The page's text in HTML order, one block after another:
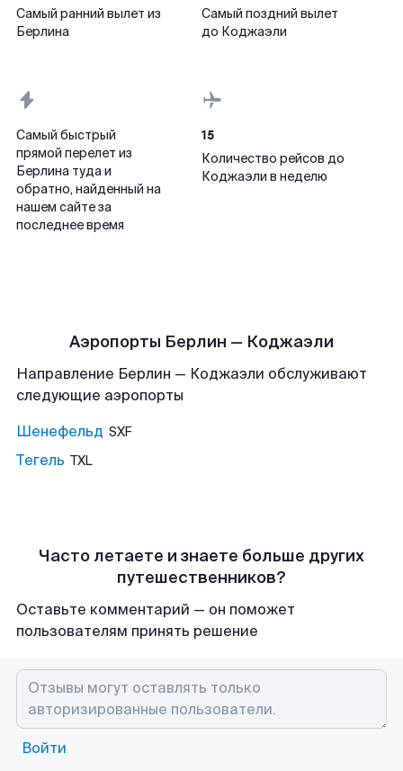
Самый ранний вылет из
Берлина
Самый поздний вылет
до Коджаэли
Самый быстрый
прямой перелет из
Берлина туда и
обратно, найденный на
нашем сайте за
последнее время
15
Количество рейсов до
Коджаэли в неделю
Аэропорты Берлин — Коджаэли
Направление Берлин — Коджаэли обслуживают
следующие аэропорты
Шенефельд SXF
Тегель TXL
Часто летаете и знаете больше других
путешественников?
Оставьте комментарий — он поможет
пользователям принять решение
Войти